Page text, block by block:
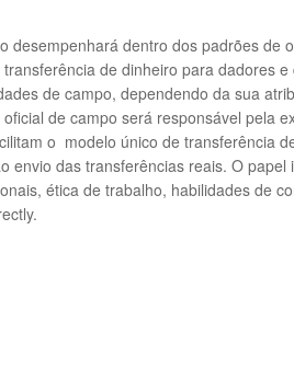
desempenhará dentro dos padrões
de dinheiro para dadores
de campo, dependendo da sua
de campo será responsável pela
o modelo único de transferência
envio das transferências reais. O
ética de trabalho, habilidades de